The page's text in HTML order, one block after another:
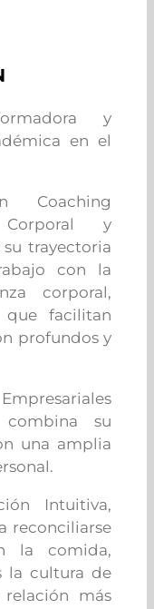
y
en el
Coaching
Corporal y
trayectoria
con la
corporal,
que facilitan
profundos y
combina su
una amplia
Intuitiva,
reconciliarse
la comida,
la cultura de
más